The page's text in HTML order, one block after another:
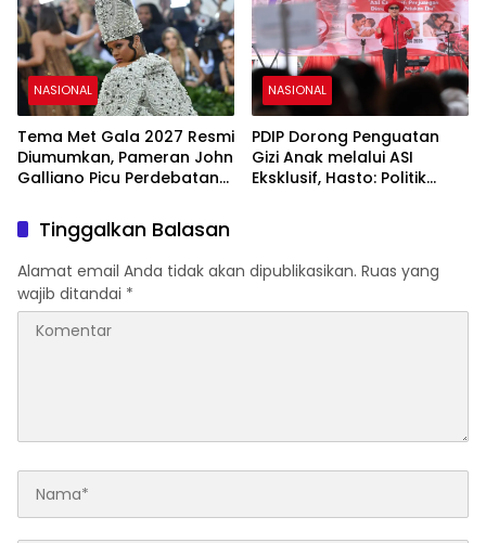
NASIONAL
Tema Met Gala 2027 Resmi
Diumumkan, Pameran John
Galliano Picu Perdebatan
NASIONAL
PDIP Dorong Penguatan
Gizi Anak melalui ASI
Eksklusif, Hasto: Politik
Tinggalkan Balasan
Alamat email Anda tidak akan dipublikasikan. Ruas yang
wajib ditandai *